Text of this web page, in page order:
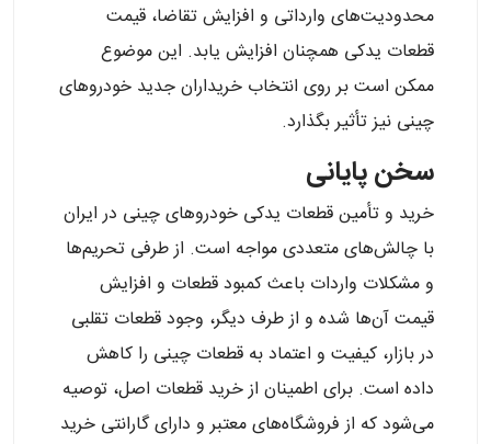
محدودیت‌های وارداتی و افزایش تقاضا، قیمت
قطعات یدکی همچنان افزایش یابد. این موضوع
ممکن است بر روی انتخاب خریداران جدید خودروهای
چینی نیز تأثیر بگذارد.
سخن پایانی
خرید و تأمین قطعات یدکی خودروهای چینی در ایران
با چالش‌های متعددی مواجه است. از طرفی تحریم‌ها
و مشکلات واردات باعث کمبود قطعات و افزایش
قیمت آن‌ها شده و از طرف دیگر، وجود قطعات تقلبی
در بازار، کیفیت و اعتماد به قطعات چینی را کاهش
داده است. برای اطمینان از خرید قطعات اصل، توصیه
می‌شود که از فروشگاه‌های معتبر و دارای گارانتی خرید